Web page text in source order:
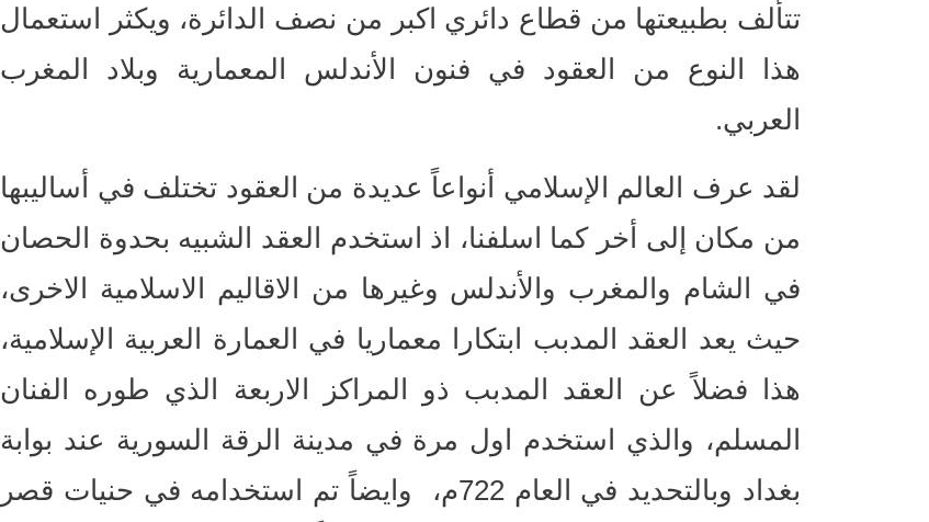
تتألف بطبيعتها من قطاع دائري اكبر من نصف الدائرة، ويكثر استعمال
هذا النوع من العقود في فنون الأندلس المعمارية وبلاد المغرب
العربي.
لقد عرف العالم الإسلامي أنواعاً عديدة من العقود تختلف في أساليبها
من مكان إلى أخر كما اسلفنا، اذ استخدم العقد الشبيه بحدوة الحصان
في الشام والمغرب والأندلس وغيرها من الاقاليم الاسلامية الاخرى،
حيث يعد العقد المدبب ابتكارا معماريا في العمارة العربية الإسلامية،
هذا فضلاً عن العقد المدبب ذو المراكز الاربعة الذي طوره الفنان
المسلم، والذي استخدم اول مرة في مدينة الرقة السورية عند بوابة
بغداد وبالتحديد في العام 722م، وايضاً تم استخدامه في حنيات قصر